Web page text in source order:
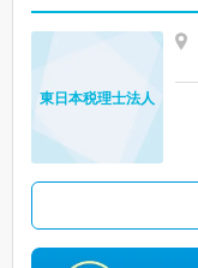
東日本税理士法人